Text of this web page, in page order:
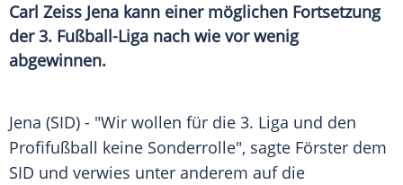
Carl Zeiss Jena kann einer möglichen Fortsetzung
der 3. Fußball-Liga nach wie vor wenig
abgewinnen.
Jena (SID) - "Wir wollen für die 3. Liga und den
Profifußball keine Sonderrolle", sagte Förster dem
SID und verwies unter anderem auf die